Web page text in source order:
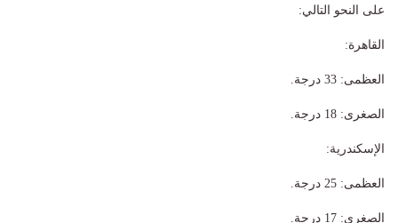
على النحو التالي:
القاهرة:
​العظمى: 33 درجة.
​الصغرى: 18 درجة.
​الإسكندرية:
​العظمى: 25 درجة.
​الصغرى: 17 درجة.